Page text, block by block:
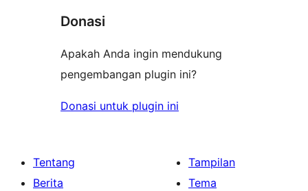
Donasi
Apakah Anda ingin mendukung
pengembangan plugin ini?
Donasi untuk plugin ini
Tentang
Berita
Tampilan
Tema